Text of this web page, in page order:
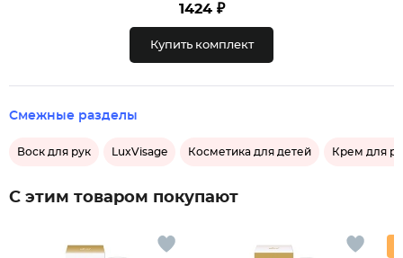
1424 ₽
Купить комплект
Смежные разделы
Воск для рук LuxVisage Косметика для детей Крем для
С этим товаром покупают